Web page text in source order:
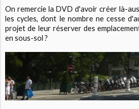
On remercie la DVD d'avoir créer là-
les cycles, dont le nombre ne cesse
projet de leur réserver des
en sous-sol ?